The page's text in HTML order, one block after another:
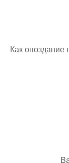
Как опоздание